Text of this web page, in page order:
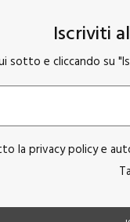
Iscriviti
sotto e cliccando su
la privacy policy e